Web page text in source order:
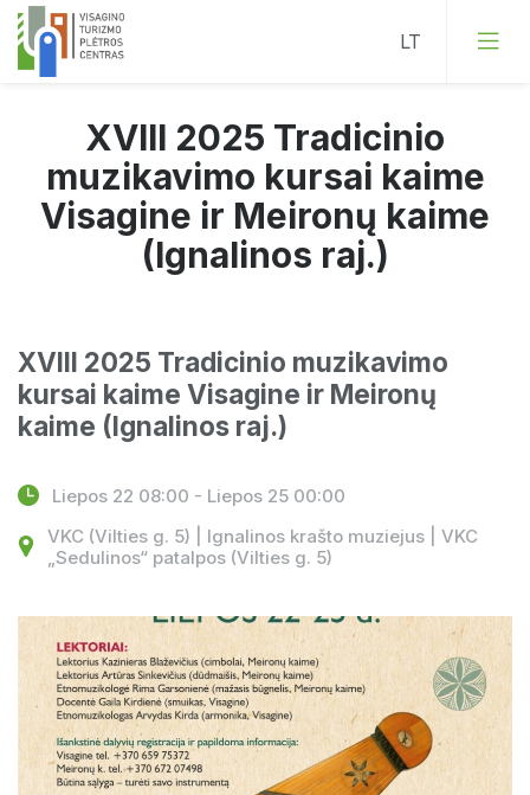
XVIII 2025 Tradicinio
muzikavimo kursai kaime
Visagine ir Meironų kaime
(Ignalinos raj.)
XVIII 2025 Tradicinio muzikavimo
kursai kaime Visagine ir Meironų
kaime (Ignalinos raj.)
Liepos 22 08:00 - Liepos 25 00:00
VKC (Vilties g. 5) | Ignalinos krašto muziejus | VKC
„Sedulinos“ patalpos (Vilties g. 5)